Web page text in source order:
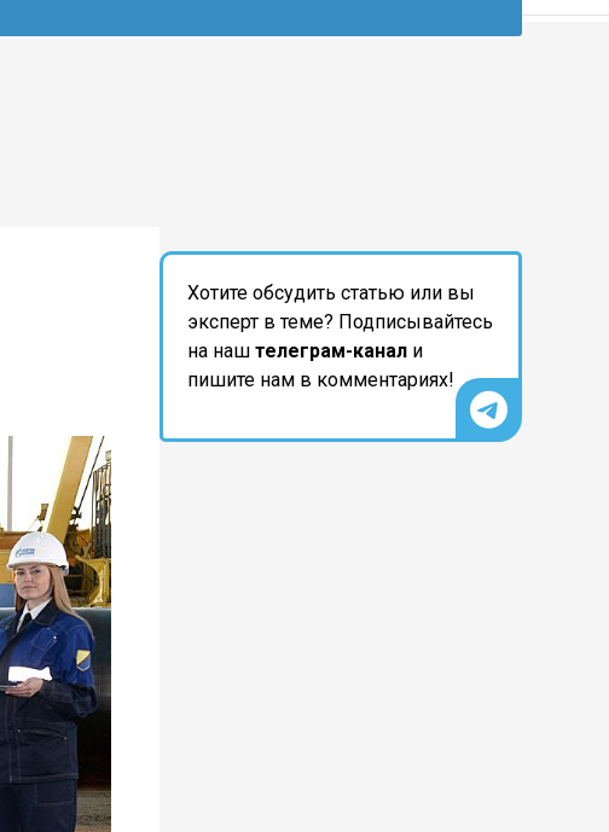
Хотите обсудить статью или вы
эксперт в теме? Подписывайтесь
на наш телеграм-канал и
пишите нам в комментариях!